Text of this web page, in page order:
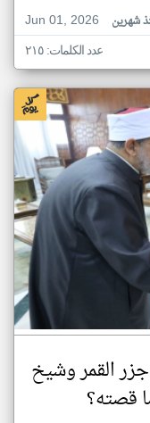
Jun 01, 2026
شهرين
عدد الكلمات: ٢١٥
القمر وشيخ
قصته؟